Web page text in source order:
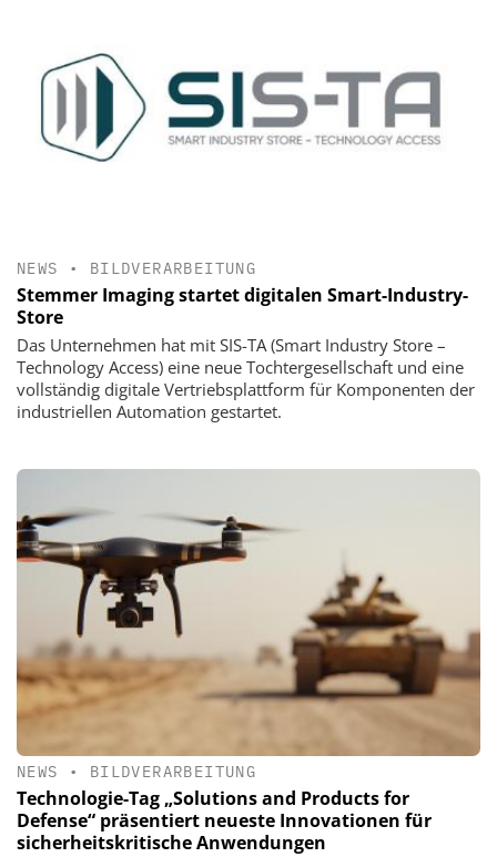
NEWS • BILDVERARBEITUNG
Stemmer Imaging startet digitalen Smart-Industry-
Store
Das Unternehmen hat mit SIS-TA (Smart Industry Store –
Technology Access) eine neue Tochtergesellschaft und eine
vollständig digitale Vertriebsplattform für Komponenten der
industriellen Automation gestartet.
NEWS • BILDVERARBEITUNG
Technologie-Tag „Solutions and Products for
Defense“ präsentiert neueste Innovationen für
sicherheitskritische Anwendungen